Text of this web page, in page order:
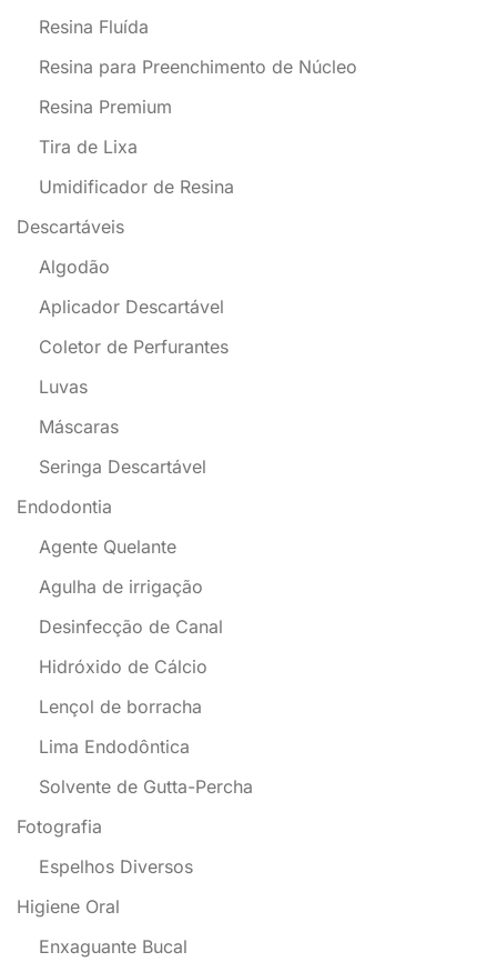
Resina Fluída
Resina para Preenchimento de Núcleo
Resina Premium
Tira de Lixa
Umidificador de Resina
Descartáveis
Algodão
Aplicador Descartável
Coletor de Perfurantes
Luvas
Máscaras
Seringa Descartável
Endodontia
Agente Quelante
Agulha de irrigação
Desinfecção de Canal
Hidróxido de Cálcio
Lençol de borracha
Lima Endodôntica
Solvente de Gutta-Percha
Fotografia
Espelhos Diversos
Higiene Oral
Enxaguante Bucal